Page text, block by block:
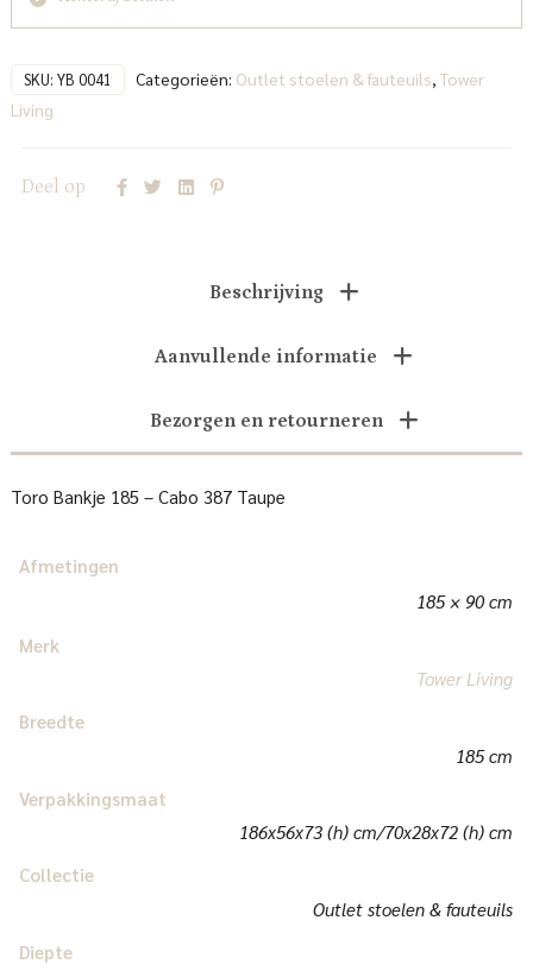
SKU: YB 0041 Categorieën: Outlet stoelen & fauteuils, Tower
Living
Deel op
Beschrijving
Aanvullende informatie
Bezorgen en retourneren
Toro Bankje 185 – Cabo 387 Taupe
Afmetingen
185 × 90 cm
Merk
Tower Living
Breedte
185 cm
Verpakkingsmaat
186x56x73 (h) cm/70x28x72 (h) cm
Collectie
Outlet stoelen & fauteuils
Diepte